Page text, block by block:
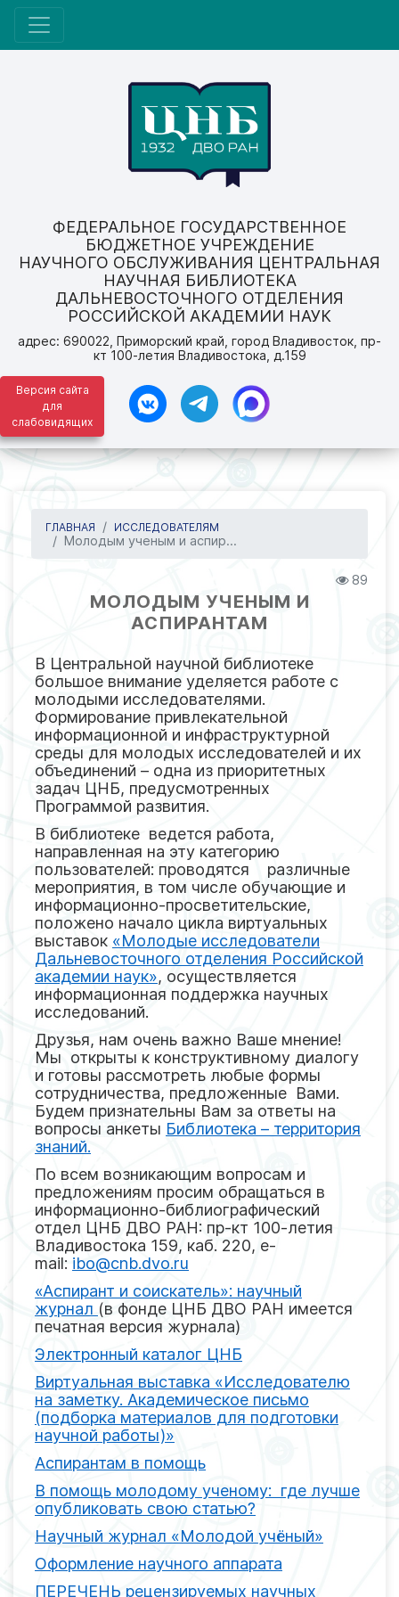
Версия сайта
для
слабовидящих
ФЕДЕРАЛЬНОЕ ГОСУДАРСТВЕННОЕ
БЮДЖЕТНОЕ УЧРЕЖДЕНИЕ
НАУЧНОГО ОБСЛУЖИВАНИЯ ЦЕНТРАЛЬНАЯ
НАУЧНАЯ БИБЛИОТЕКА
ДАЛЬНЕВОСТОЧНОГО ОТДЕЛЕНИЯ
РОССИЙСКОЙ АКАДЕМИИ НАУК
адрес: 690022, Приморский край, город Владивосток, пр-
кт 100-летия Владивостока, д.159
ГЛАВНАЯ ИССЛЕДОВАТЕЛЯМ
Молодым ученым и аспир...
89
МОЛОДЫМ УЧЕНЫМ И
АСПИРАНТАМ
В Центральной научной библиотеке
большое внимание уделяется работе с
молодыми исследователями.
Формирование привлекательной
информационной и инфраструктурной
среды для молодых исследователей и их
объединений – одна из приоритетных
задач ЦНБ, предусмотренных
Программой развития.
В библиотеке ведется работа,
направленная на эту категорию
пользователей: проводятся различные
мероприятия, в том числе обучающие и
информационно-просветительские,
положено начало цикла виртуальных
выставок «Молодые исследователи
Дальневосточного отделения Российской
академии наук», осуществляется
информационная поддержка научных
исследований.
Друзья, нам очень важно Ваше мнение!
Мы открыты к конструктивному диалогу
и готовы рассмотреть любые формы
сотрудничества, предложенные Вами.
Будем признательны Вам за ответы на
вопросы анкеты Библиотека – территория
знаний.
По всем возникающим вопросам и
предложениям просим обращаться в
информационно-библиографический
отдел ЦНБ ДВО РАН: пр-кт 100-летия
Владивостока 159, каб. 220, e-
mail: ibo@cnb.dvo.ru
«Аспирант и соискатель»: научный
журнал (в фонде ЦНБ ДВО РАН имеется
печатная версия журнала)
Электронный каталог ЦНБ
Виртуальная выставка «Исследователю
на заметку. Академическое письмо
(подборка материалов для подготовки
научной работы)»
Аспирантам в помощь
В помощь молодому ученому: где лучше
опубликовать свою статью?
Научный журнал «Молодой учёный»
Оформление научного аппарата
ПЕРЕЧЕНЬ рецензируемых научных